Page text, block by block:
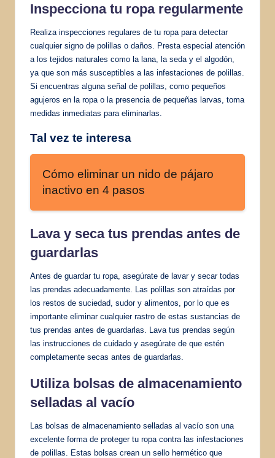
Inspecciona tu ropa regularmente
Realiza inspecciones regulares de tu ropa para detectar
cualquier signo de polillas o daños. Presta especial atención
a los tejidos naturales como la lana, la seda y el algodón,
ya que son más susceptibles a las infestaciones de polillas.
Si encuentras alguna señal de polillas, como pequeños
agujeros en la ropa o la presencia de pequeñas larvas, toma
medidas inmediatas para eliminarlas.
Tal vez te interesa
Cómo eliminar un nido de pájaro
inactivo en 4 pasos
Lava y seca tus prendas antes de
guardarlas
Antes de guardar tu ropa, asegúrate de lavar y secar todas
las prendas adecuadamente. Las polillas son atraídas por
los restos de suciedad, sudor y alimentos, por lo que es
importante eliminar cualquier rastro de estas sustancias de
tus prendas antes de guardarlas. Lava tus prendas según
las instrucciones de cuidado y asegúrate de que estén
completamente secas antes de guardarlas.
Utiliza bolsas de almacenamiento
selladas al vacío
Las bolsas de almacenamiento selladas al vacío son una
excelente forma de proteger tu ropa contra las infestaciones
de polillas. Estas bolsas crean un sello hermético que